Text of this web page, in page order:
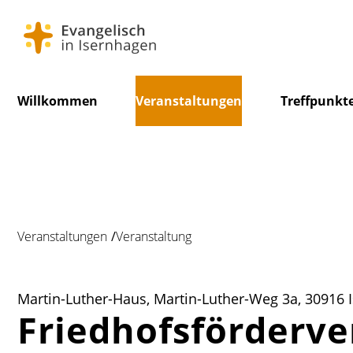
überspringen
Willkommen Veranstaltungen
Veranstaltungen Veranstaltung
Martin-Luther-Haus, Martin-Luther-Weg 3a, 30916